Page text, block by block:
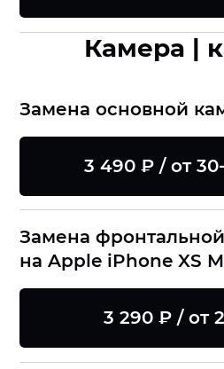
Камера |
Замена основной
3 490 ₽ / от
Замена
на Apple iPhone XS
3 290 ₽ / от